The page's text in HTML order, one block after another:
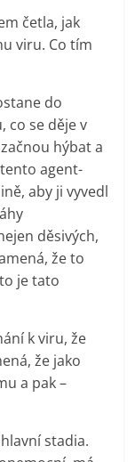
četla, jak
viru. Co tím
do
co se děje v
hýbat a
agent-
aby ji vyvedl
děsivých,
že to
je tato
k viru, že
že jako
a pak –
stadia.